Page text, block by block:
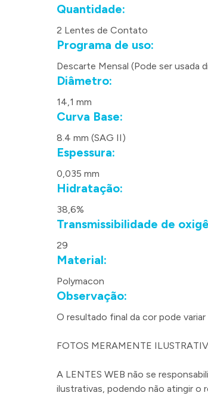
Quantidade:
2 Lentes de Contato
Programa de uso:
Descarte Mensal (Pode ser usada
Diâmetro:
14,1 mm
Curva Base:
8.4 mm (SAG II)
Espessura:
0,035 mm
Hidratação:
38,6%
Transmissibilidade de
29
Material:
Polymacon
Observação:
O resultado final da cor pode
FOTOS MERAMENTE
A LENTES WEB não se
ilustrativas, podendo não atingir o